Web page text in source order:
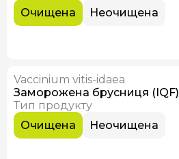
Очищена
Неочищена
В наявності
Vaccinium vitis-idaea
Заморожена брусниця (IQF)
Тип продукту
Очищена
Неочищена